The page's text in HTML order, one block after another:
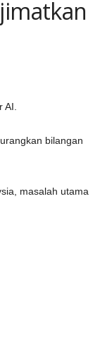
bilangan
masalah utama